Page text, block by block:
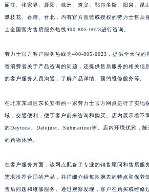
丽江、张家界、襄阳、株洲、遵义、鄂尔多斯、阳泉、昆
攀枝花、香港、台北，均有官方直营或授权的劳力士售后
士全国官方售后服务热线400-805-0023进行咨询。
劳力士官方客户服务热线为400-805-0023，提供全天候的
答消费者关于产品咨询的问题，还提供售后服务的相关信
的客户服务人员沟通，了解产品详情、预约维修服务等。
在北京东城区东长安街的一家劳力士官方网点进行了实地
域，交通便利，便于客户前来咨询和购买。店内展示着不
的Daytona、Datejust、Submariner等。店内环境优雅，
的购物体验。
在客户服务方面，该网点配备了专业的销售顾问和售后服
需求推荐合适的产品，并详细介绍每款腕表的特点和保养
售后问题和维修服务。通过观察发现，客户在购买或维修